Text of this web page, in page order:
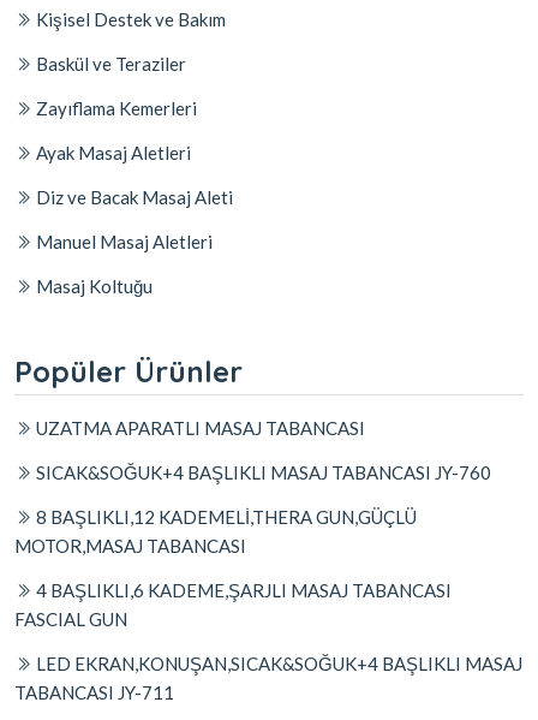
Kişisel Destek ve Bakım
Baskül ve Teraziler
Zayıflama Kemerleri
Ayak Masaj Aletleri
Diz ve Bacak Masaj Aleti
Manuel Masaj Aletleri
Masaj Koltuğu
Popüler Ürünler
UZATMA APARATLI MASAJ TABANCASI
SICAK&SOĞUK+4 BAŞLIKLI MASAJ TABANCASI JY-760
8 BAŞLIKLI,12 KADEMELİ,THERA GUN,GÜÇLÜ
MOTOR,MASAJ TABANCASI
4 BAŞLIKLI,6 KADEME,ŞARJLI MASAJ TABANCASI
FASCIAL GUN
LED EKRAN,KONUŞAN,SICAK&SOĞUK+4 BAŞLIKLI MASAJ
TABANCASI JY-711